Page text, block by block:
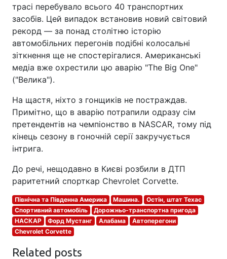
трасі перебувало всього 40 транспортних
засобів. Цей випадок встановив новий світовий
рекорд — за понад столітню історію
автомобільних перегонів подібні колосальні
зіткнення ще не спостерігалися. Американські
медіа вже охрестили цю аварію "The Big One"
("Велика").
На щастя, ніхто з гонщиків не постраждав.
Примітно, що в аварію потрапили одразу сім
претендентів на чемпіонство в NASCAR, тому під
кінець сезону в гоночній серії закручується
інтрига.
До речі, нещодавно в Києві розбили в ДТП
раритетний спорткар Chevrolet Corvette.
Північна та Південна Америка Машина.
Остін, штат Техас
Спортивний автомобіль
Дорожньо-транспортна пригода
НАСКАР
Форд Мустанг Алабама
Автоперегони
Chevrolet Corvette
Related posts